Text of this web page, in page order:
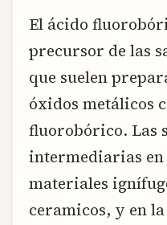
El ácido
precursor de las
que suelen
óxidos metálicos
fluorobórico. Las
intermediarias
materiales
ceramicos, y en